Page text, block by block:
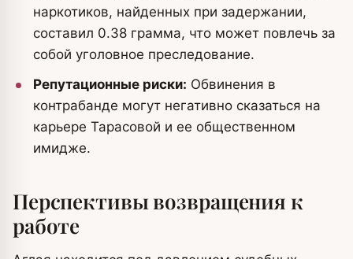
наркотиков, найденных при задержании,
составил 0.38 грамма, что может повлечь за
собой уголовное преследование.
Репутационные риски: Обвинения в
контрабанде могут негативно сказаться на
карьере Тарасовой и ее общественном
имидже.
Перспективы возвращения к
работе